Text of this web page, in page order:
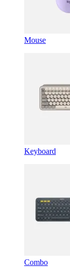
Mouse
Keyboard
Combo